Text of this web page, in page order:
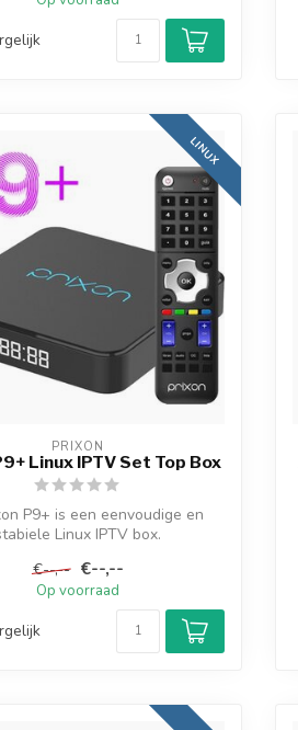
LINUX
PRIXON
Linux IPTV Set Top Box
P9+ is een eenvoudige en
Linux IPTV box.
€--,-- €--,--
Op voorraad